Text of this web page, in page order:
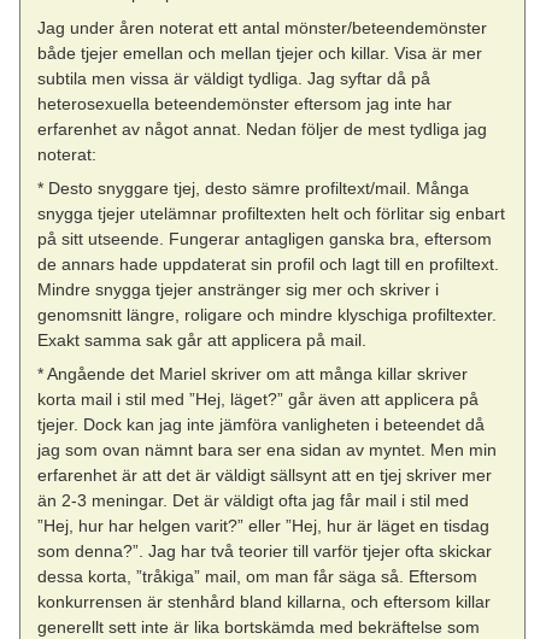
Jag under åren noterat ett antal mönster/beteendemönster
både tjejer emellan och mellan tjejer och killar. Visa är mer
subtila men vissa är väldigt tydliga. Jag syftar då på
heterosexuella beteendemönster eftersom jag inte har
erfarenhet av något annat. Nedan följer de mest tydliga jag
noterat:
* Desto snyggare tjej, desto sämre profiltext/mail. Många
snygga tjejer utelämnar profiltexten helt och förlitar sig enbart
på sitt utseende. Fungerar antagligen ganska bra, eftersom
de annars hade uppdaterat sin profil och lagt till en profiltext.
Mindre snygga tjejer anstränger sig mer och skriver i
genomsnitt längre, roligare och mindre klyschiga profiltexter.
Exakt samma sak går att applicera på mail.
* Angående det Mariel skriver om att många killar skriver
korta mail i stil med ”Hej, läget?” går även att applicera på
tjejer. Dock kan jag inte jämföra vanligheten i beteendet då
jag som ovan nämnt bara ser ena sidan av myntet. Men min
erfarenhet är att det är väldigt sällsynt att en tjej skriver mer
än 2-3 meningar. Det är väldigt ofta jag får mail i stil med
”Hej, hur har helgen varit?” eller ”Hej, hur är läget en tisdag
som denna?”. Jag har två teorier till varför tjejer ofta skickar
dessa korta, ”tråkiga” mail, om man får säga så. Eftersom
konkurrensen är stenhård bland killarna, och eftersom killar
generellt sett inte är lika bortskämda med bekräftelse som